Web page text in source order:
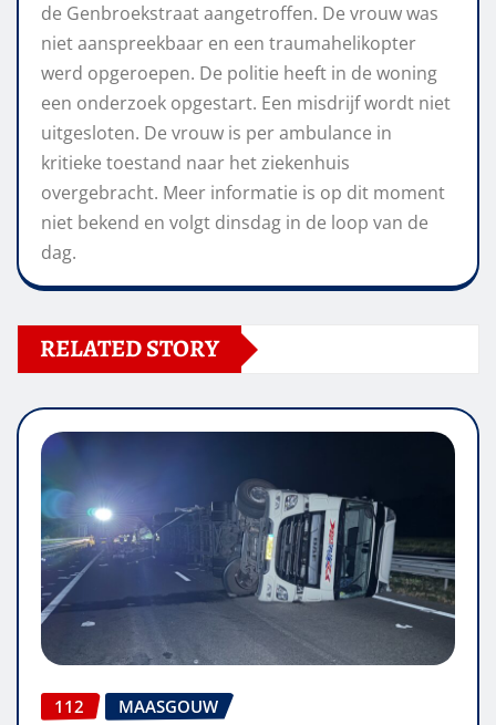
de Genbroekstraat aangetroffen. De vrouw was
niet aanspreekbaar en een traumahelikopter
werd opgeroepen. De politie heeft in de woning
een onderzoek opgestart. Een misdrijf wordt niet
uitgesloten. De vrouw is per ambulance in
kritieke toestand naar het ziekenhuis
overgebracht. Meer informatie is op dit moment
niet bekend en volgt dinsdag in de loop van de
dag.
RELATED STORY
112 MAASGOUW